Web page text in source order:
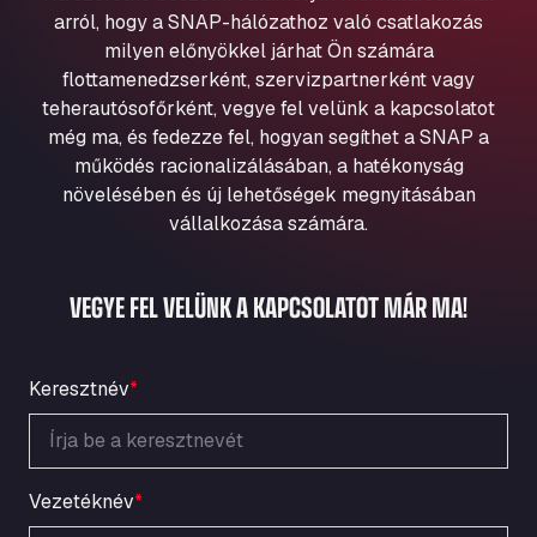
Aqua Ariva GmbH
Marie-Curie-Straße 24, 68219
Aral Autohof Bockel
An der Autobahn 1, 27404
ARAL Autohof Bockenem
Oppelner Str. 1, 31167
ARAL Autohof Merklingen
Schellweilerstraße 1, 66871
Obernburger Str. 127, 63811
Ardleigh South Services
a120 westbound, CO77SL
arról, hogy a SNAP-hálózathoz való csatlakozás
milyen előnyökkel járhat Ön számára
flottamenedzserként, szervizpartnerként vagy
teherautósofőrként, vegye fel velünk a kapcsolatot
még ma, és fedezze fel, hogyan segíthet a SNAP a
működés racionalizálásában, a hatékonyság
növelésében és új lehetőségek megnyitásában
vállalkozása számára.
VEGYE FEL VELÜNK A KAPCSOLATOT MÁR MA!
Keresztnév*
Vezetéknév*